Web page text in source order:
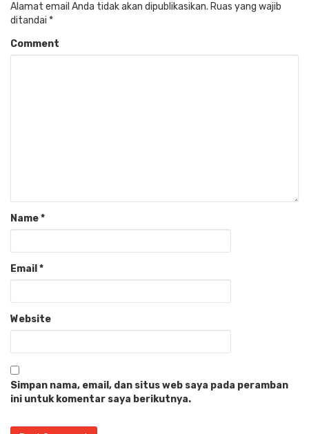
Alamat email Anda tidak akan dipublikasikan. Ruas yang wajib
ditandai *
Comment
Name*
Email *
Website
Simpan nama, email, dan situs web saya pada peramban
ini untuk komentar saya berikutnya.